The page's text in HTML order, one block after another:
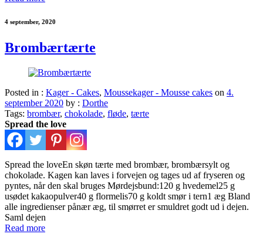
4 september, 2020
Brombærtærte
Posted in : Kager - Cakes, Moussekager - Mousse cakes on 4.
september 2020 by : Dorthe
Tags: brombær, chokolade, fløde, tærte
Spread the love
Spread the loveEn skøn tærte med brombær, brombærsylt og
chokolade. Kagen kan laves i forvejen og tages ud af fryseren og
pyntes, når den skal bruges Mørdejsbund:120 g hvedemel25 g
usødet kakaopulver40 g flormelis70 g koldt smør i tern1 æg Bland
alle ingredienser pånær æg, til smørret er smuldret godt ud i dejen.
Saml dejen
Read more